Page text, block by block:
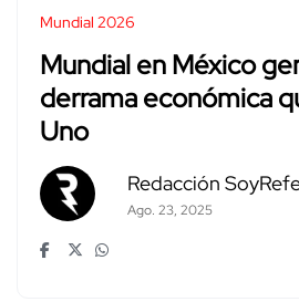
Mundial 2026
Mundial en México
derrama económica
Uno
Redacción
Ago. 23, 2025